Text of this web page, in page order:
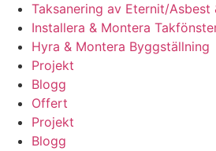
Taksanering av Eternit/Asbest
Installera & Montera
Hyra & Montera Byggställning
Projekt
Blogg
Offert
Projekt
Blogg